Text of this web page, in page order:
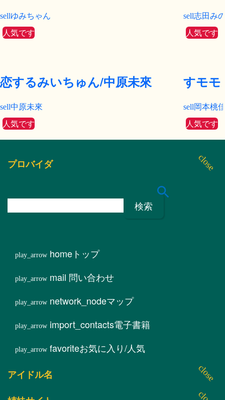
ゆみちゃん
人気です
恋するみいちゅん/中原未來
中原未來
人気です
志田み
人気です
すモモ
岡本桃
人気です
プロバイダ
home トップ
mail 問い合わせ
network_nodeマップ
import_contacts電子書籍
favoriteお気に入り/人気
アイドル名